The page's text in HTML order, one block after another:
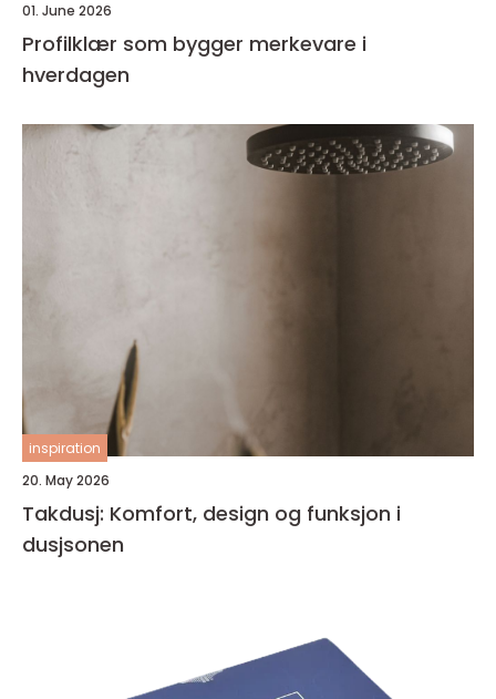
01. June 2026
Profilklær som bygger merkevare i
hverdagen
inspiration
20. May 2026
Takdusj: Komfort, design og funksjon i
dusjsonen